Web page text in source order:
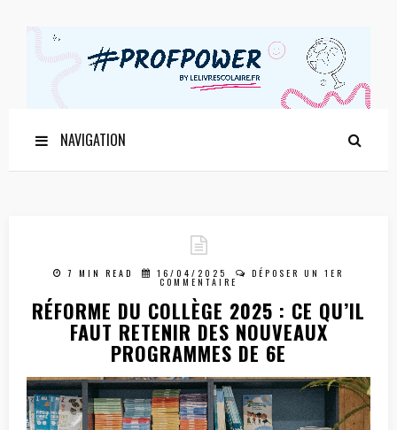
NAVIGATION
7 MIN READ 16/04/2025 DÉPOSER UN 1ER
COMMENTAIRE
RÉFORME DU COLLÈGE 2025 : CE QU’IL
FAUT RETENIR DES NOUVEAUX
PROGRAMMES DE 6E